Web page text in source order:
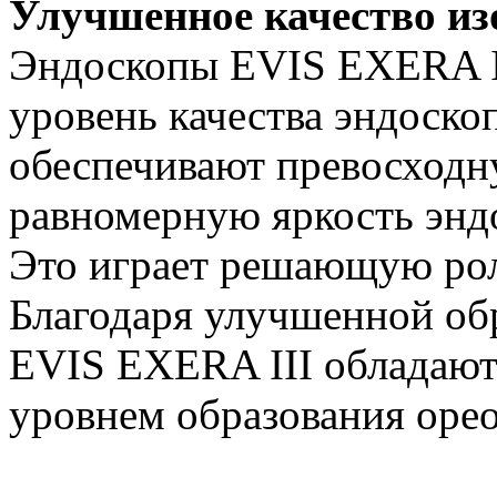
Улучшенное качество
Эндоскопы EVIS EXERA
уровень качества
обеспечивают
равномерную яркость
Это играет решающую
Благодаря улучшенной
EVIS EXERA III
уровнем образования